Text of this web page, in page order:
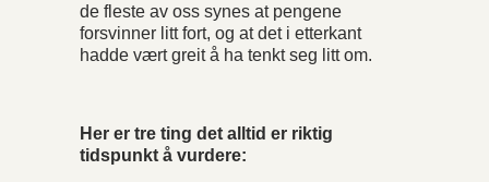
de fleste av oss synes at pengene
forsvinner litt fort, og at det i etterkant
hadde vært greit å ha tenkt seg litt om.
Her er tre ting det alltid er riktig
tidspunkt å vurdere: